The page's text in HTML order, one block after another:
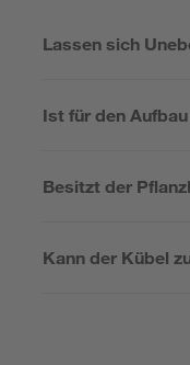
Lassen sich
Ist für den
Besitzt der
Kann der Kübel